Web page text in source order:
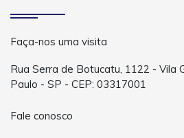
Faça-nos uma visita
Rua Serra de Botucatu, 1122 - Vila
Paulo - SP - CEP: 03317001
Fale conosco